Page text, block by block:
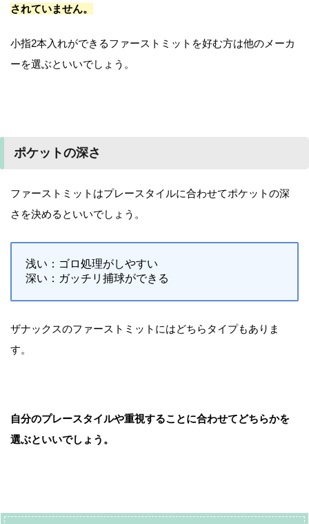
されていません。
小指2本入れができるファーストミットを好む方は他のメーカ
ーを選ぶといいでしょう。
ポケットの深さ
ファーストミットはプレースタイルに合わせてポケットの深
さを決めるといいでしょう。
浅い：ゴロ処理がしやすい
深い：ガッチリ捕球ができる
ザナックスのファーストミットにはどちらタイプもありま
す。
自分のプレースタイルや重視することに合わせてどちらかを
選ぶといいでしょう。